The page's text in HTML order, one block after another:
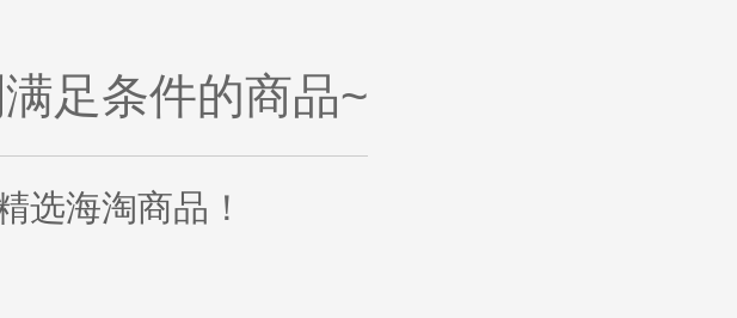
足条件的商品~
选海淘商品 ！